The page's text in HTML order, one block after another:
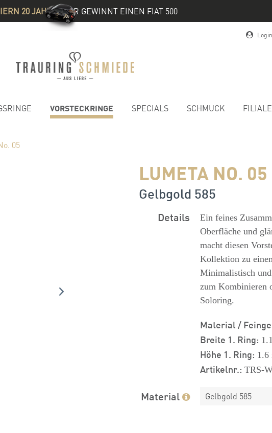
20 JAHRE& IHR GEWINNT EINEN FIAT 500
Login
VORSTECKRINGE SPECIALS SCHMUCK
05
LUMETA NO. 05
Gelbgold 585
Details
Ein feines
Oberfläche und
macht diesen
Kollektion zu
Minimalistisch
zum Kombinieren
Soloring.
Material /
Breite 1. Ring:
Höhe 1. Ring: 1.6
Artikelnr.: TRS-
Material Gelbgold 585